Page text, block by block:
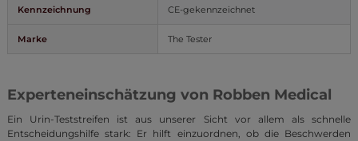
Kennzeichnung CE-gekennzeichnet
Marke The Tester
Experteneinschätzung von Robben Medical
Ein Urin-Teststreifen ist aus unserer Sicht vor allem als schnelle
Entscheidungshilfe stark: Er hilft einzuordnen, ob die Beschwerden